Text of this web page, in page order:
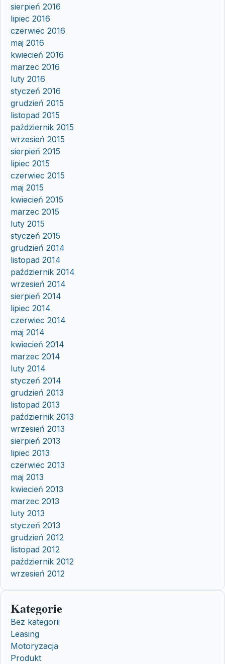
sierpień 2016
lipiec 2016
czerwiec 2016
maj 2016
kwiecień 2016
marzec 2016
luty 2016
styczeń 2016
grudzień 2015
listopad 2015
październik 2015
wrzesień 2015
sierpień 2015
lipiec 2015
czerwiec 2015
maj 2015
kwiecień 2015
marzec 2015
luty 2015
styczeń 2015
grudzień 2014
listopad 2014
październik 2014
wrzesień 2014
sierpień 2014
lipiec 2014
czerwiec 2014
maj 2014
kwiecień 2014
marzec 2014
luty 2014
styczeń 2014
grudzień 2013
listopad 2013
październik 2013
wrzesień 2013
sierpień 2013
lipiec 2013
czerwiec 2013
maj 2013
kwiecień 2013
marzec 2013
luty 2013
styczeń 2013
grudzień 2012
listopad 2012
październik 2012
wrzesień 2012
Kategorie
Bez kategorii
Leasing
Motoryzacja
Produkt